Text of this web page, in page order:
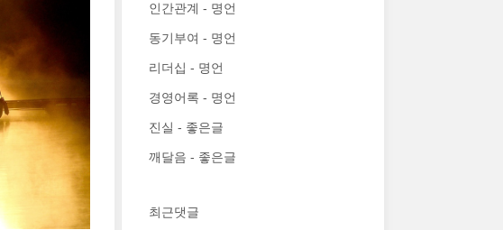
인간관계 - 명언
동기부여 - 명언
리더십 - 명언
경영어록 - 명언
진실 - 좋은글
깨달음 - 좋은글
최근댓글